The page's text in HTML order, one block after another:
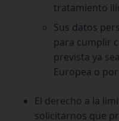
tratamiento
Sus datos
para cumplir
prevista ya
Europea o
El derecho a la
solicitarnos que